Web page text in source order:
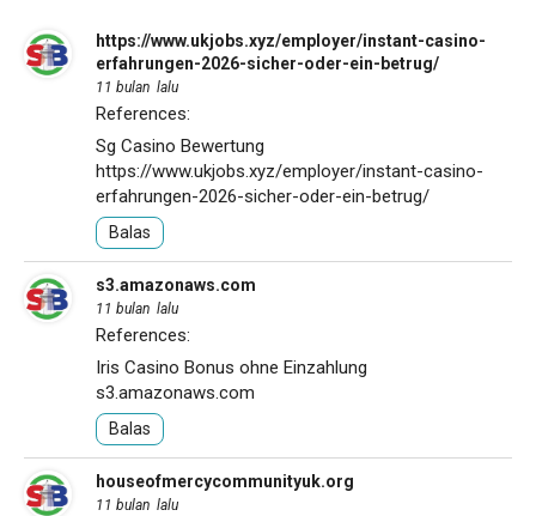
https://www.ukjobs.xyz/employer/instant-casino-
erfahrungen-2026-sicher-oder-ein-betrug/
11 bulan lalu
References:
Sg Casino Bewertung
https://www.ukjobs.xyz/employer/instant-casino-
erfahrungen-2026-sicher-oder-ein-betrug/
Balas
s3.amazonaws.com
11 bulan lalu
References:
Iris Casino Bonus ohne Einzahlung
s3.amazonaws.com
Balas
houseofmercycommunityuk.org
11 bulan lalu